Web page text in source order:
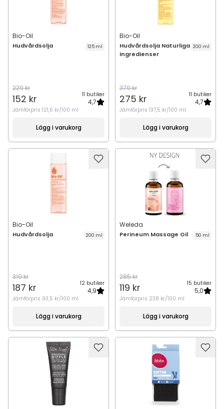
Bio-Oil
Hudvårdsolja 125 ml
229 kr
152 kr 11 butiker
4,7
Jämförpris 121,6 kr/100 ml
Lägg i varukorg
Bio-Oil
Hudvårdsolja Naturliga
Ingredienser
200 ml
379 kr
275 kr 11 butiker
4,7
Jämförpris 137,5 kr/100 ml
Lägg i varukorg
Bio-Oil
Hudvårdsolja 200 ml
319 kr
187 kr 12 butiker
4,9
Jämförpris 93,5 kr/100 ml
Lägg i varukorg
Weleda
Perineum Massage Oil 50 ml
285 kr
119 kr 15 butiker
5,0
Jämförpris 238 kr/100 ml
Lägg i varukorg